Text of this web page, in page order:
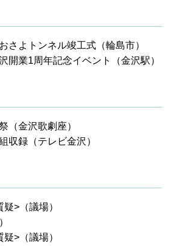
さよトンネル竣工式（輪島市）
開業1周年記念イベント（金沢駅）
（金沢歌劇座）
収録（テレビ金沢）
>（議場）
>（議場）